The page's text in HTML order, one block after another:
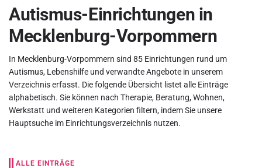
Autismus-Einrichtungen in
Mecklenburg-Vorpommern
In Mecklenburg-Vorpommern sind 85 Einrichtungen rund um
Autismus, Lebenshilfe und verwandte Angebote in unserem
Verzeichnis erfasst. Die folgende Übersicht listet alle Einträge
alphabetisch. Sie können nach Therapie, Beratung, Wohnen,
Werkstatt und weiteren Kategorien filtern, indem Sie unsere
Hauptsuche im Einrichtungsverzeichnis nutzen.
ALLE EINTRÄGE